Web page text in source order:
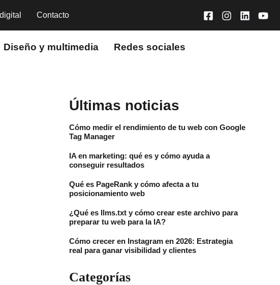
Contacto
Diseño y multimedia Redes sociales
Últimas noticias
Cómo medir el rendimiento de tu web con Google
Tag Manager
IA en marketing: qué es y cómo ayuda a
conseguir resultados
Qué es PageRank y cómo afecta a tu
posicionamiento web
¿Qué es llms.txt y cómo crear este archivo para
preparar tu web para la IA?
Cómo crecer en Instagram en 2026: Estrategia
real para ganar visibilidad y clientes
Categorías